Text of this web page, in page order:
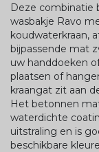
Deze combinatie
wasbakje Ravo
koudwaterkraan,
bijpassende mat
uw handdoeken
plaatsen of
kraangat zit aan
Het betonnen
waterdichte
uitstraling en is
beschikbare